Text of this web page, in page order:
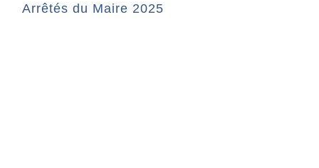
Arrêtés du Maire 2025